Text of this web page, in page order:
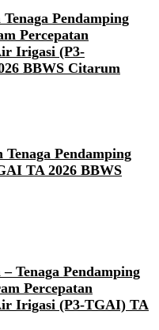
Pendamping
Percepatan
Irigasi (P3-
BBWS Citarum
Tenaga Pendamping
TA 2026 BBWS
Tenaga Pendamping
Percepatan
Irigasi (P3-TGAI) TA